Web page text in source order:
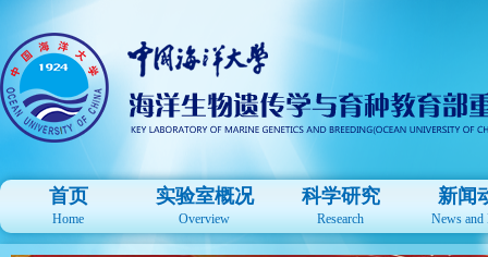
首页
Home
实验室概况
Overview
科学研究
Research
新闻
News and